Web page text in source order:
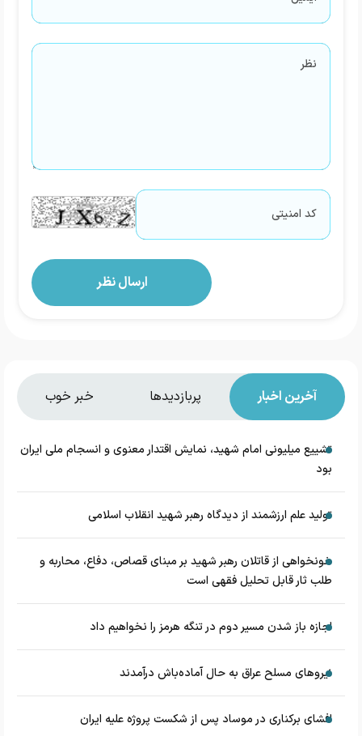
آخرین اخبار پربازدیدها خبر خوب
تشییع میلیونی امام شهید، نمایش اقتدار معنوی و انسجام ملی ایران
بود
تولید علم ارزشمند از دیدگاه رهبر شهید انقلاب اسلامی
خونخواهی از قاتلان رهبر شهید بر مبنای قصاص، دفاع، محاربه و
طلب ثار قابل تحلیل فقهی است
اجازه باز شدن مسیر دوم در تنگه هرمز را نخواهیم داد
نیروهای مسلح عراق به حال آماده‌باش درآمدند
افشای برکناری در موساد پس از شکست پروژه علیه ایران